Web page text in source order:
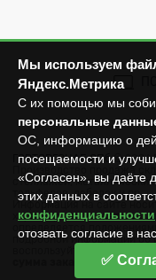
ГОРТОРГСНАБ СПб © 2026
Производство продажа
стеллажей,
тельферов, лебедок и пр.
Информация на сайте
характер и не может
определяется
подробной информации об
сумма заказа составляет
Мы используем
Яндекс.Метрика
С их помощью мы
персональные
ОС, информацию о
посещаемости и
«Согласен», вы даёте
этих данных в
конфиденциальности
отозвать согласие в
✅